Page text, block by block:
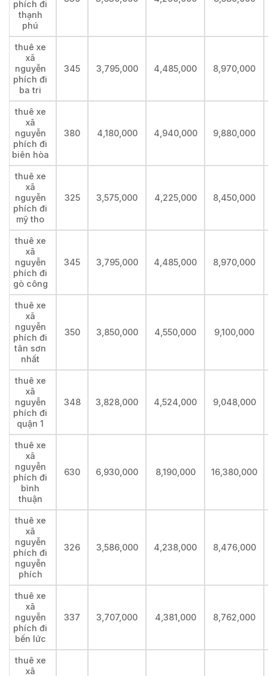
phích đi
thạnh
phú
thuê xe
xã
nguyễn
phích đi
ba tri
345 3,795,000 4,485,000 8,970,000
thuê xe
xã
nguyễn
phích đi
biên hòa
380 4,180,000 4,940,000 9,880,000
thuê xe
xã
nguyễn
phích đi
mỹ tho
325 3,575,000 4,225,000 8,450,000
thuê xe
xã
nguyễn
phích đi
gò công
345 3,795,000 4,485,000 8,970,000
thuê xe
xã
nguyễn
phích đi
tân sơn
nhất
350 3,850,000 4,550,000 9,100,000
thuê xe
xã
nguyễn
phích đi
quận 1
348 3,828,000 4,524,000 9,048,000
thuê xe
xã
nguyễn
phích đi
bình
thuận
630 6,930,000 8,190,000 16,380,000
thuê xe
xã
nguyễn
phích đi
nguyễn
phích
326 3,586,000 4,238,000 8,476,000
thuê xe
xã
nguyễn
phích đi
bến lức
337 3,707,000 4,381,000 8,762,000
thuê xe
xã